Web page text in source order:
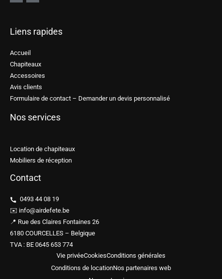
Liens rapides
Accueil
Chapiteaux
Accessoires
Avis clients
Formulaire de contact – Demander un devis personnalisé
Nos services
Location de chapiteaux
Mobiliers de réception
Contact
0493 44 08 19
✉️ info@airdefete.be
📍 Rue des Claires Fontaines 26
6180 COURCELLES – Belgique
TVA : BE 0645 653 774
Vie privéeCookiesConditions générales
Conditions de locationNos partenaires web